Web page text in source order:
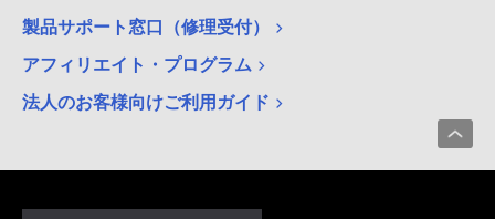
製品サポート窓口（修理受付）
アフィリエイト・プログラム
法人のお客様向けご利用ガイド